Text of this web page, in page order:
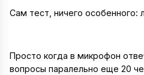
Сам тест, ничего особенного:
Просто когда в микрофон
вопросы паралельно еще 20